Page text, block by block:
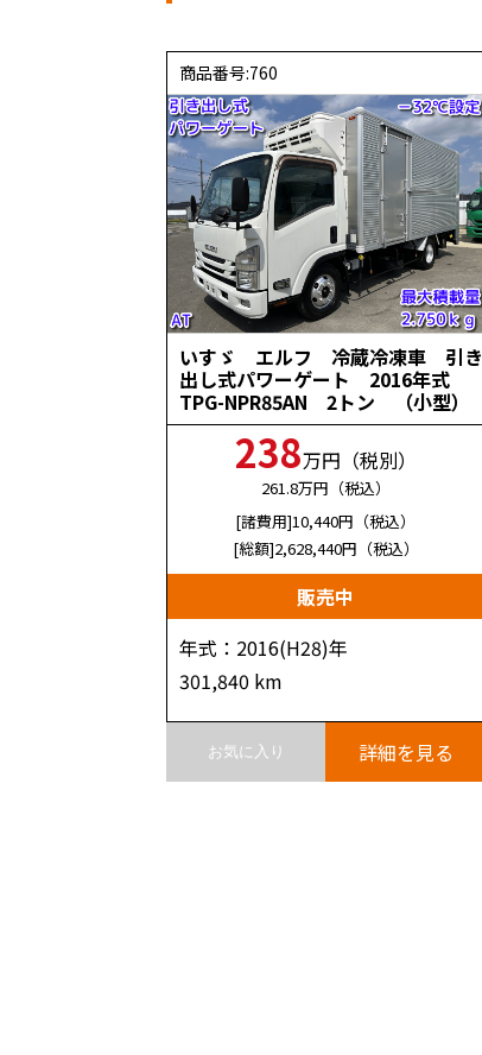
商品番号:760
いすゞ エルフ 冷蔵冷凍車 引き
出し式パワーゲート 2016年式
TPG-NPR85AN 2トン （小型）
238万円（税別）
261.8万円（税込）
[諸費用]10,440円（税込）
[総額]2,628,440円（税込）
販売中
年式：2016(H28)年
301,840 km
お気に入り 詳細を見る